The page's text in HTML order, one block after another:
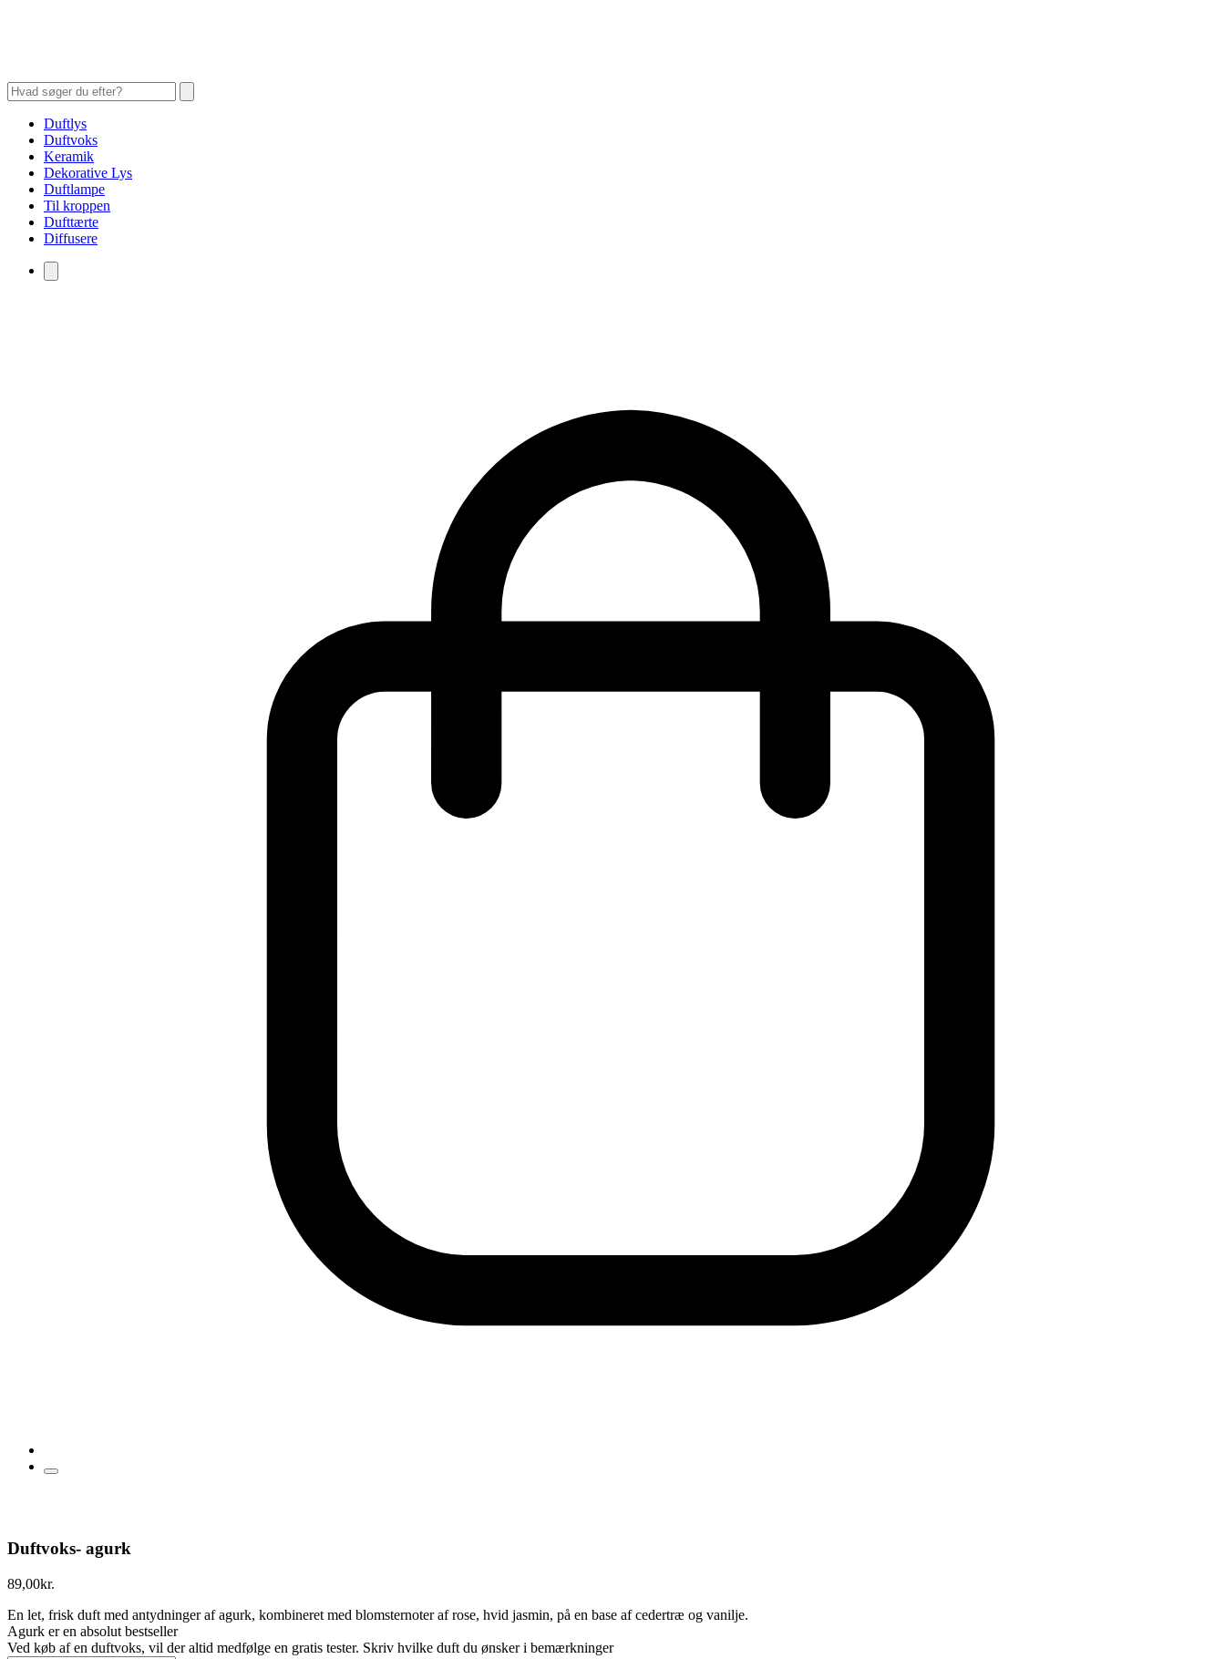
Duftlys
Duftvoks
Keramik
Dekorative Lys
Duftlampe
Til kroppen
Dufttærte
Diffusere
Duftvoks- agurk
89,00kr.
En let, frisk duft med antydninger af agurk, kombineret med blomsternoter af rose, hvid jasmin, på en base af cedertræ og vanilje.
Agurk er en absolut bestseller
Ved køb af en duftvoks, vil der altid medfølge en gratis tester. Skriv hvilke duft du ønsker i bemærkninger